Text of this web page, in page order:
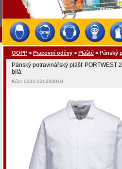
OOPP > Pracovní oděvy > Pláště > Pánský
Pánský potravinářský plášť PORTWEST
bílá
Kód: 0231-220200010